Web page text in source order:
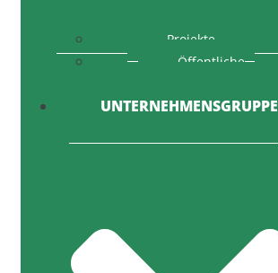
Projekte
Öffentliche
UNTERNEHMENSGRUPPE